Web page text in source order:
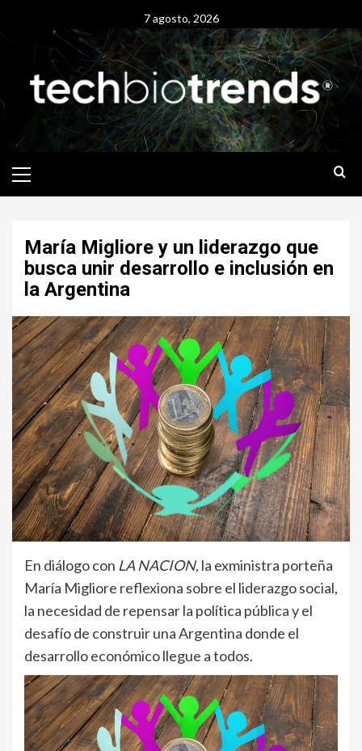
7 agosto, 2026
Menu
María Migliore y un liderazgo que
busca unir desarrollo e inclusión en
la Argentina
En diálogo con LA NACION, la exministra porteña
María Migliore reflexiona sobre el liderazgo social,
la necesidad de repensar la política pública y el
desafío de construir una Argentina donde el
desarrollo económico llegue a todos.